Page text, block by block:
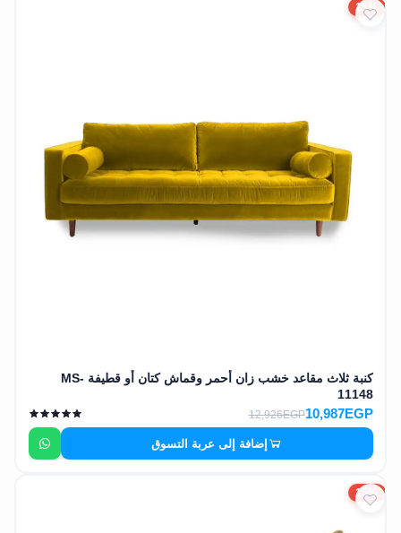
15%
كنبة ثلاث مقاعد خشب زان أحمر وقماش كتان أو قطيفة MS-
11148
10,987EGP
12,926EGP
إضافة إلى عربة التسوق
15%